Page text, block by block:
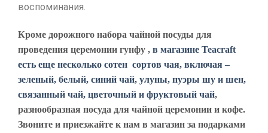
воспоминания.
Кроме дорожного набора чайной посуды для
проведения церемонии гунфу , в магазине Teacraft
есть еще несколько сотен сортов чая, включая –
зеленый, белый, синий чай, улуны, пуэры шу и шен,
связанный чай, цветочный и фруктовый чай,
разнообразная посуда для чайной церемонии и кофе.
Звоните и приезжайте к нам в магазин за подарками